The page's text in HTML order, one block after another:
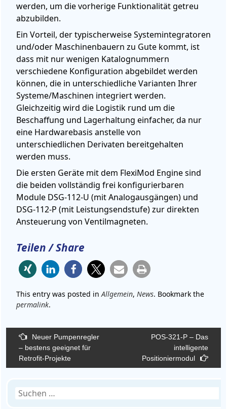
werden, um die vorherige Funktionalität getreu
abzubilden.
Ein Vorteil, der typischerweise Systemintegratoren
und/oder Maschinenbauern zu Gute kommt, ist
dass mit nur wenigen Katalognummern
verschiedene Konfiguration abgebildet werden
können, die in unterschiedliche Varianten Ihrer
Systeme/Maschinen integriert werden.
Gleichzeitig wird die Logistik rund um die
Beschaffung und Lagerhaltung einfacher, da nur
eine Hardwarebasis anstelle von
unterschiedlichen Derivaten bereitgehalten
werden muss.
Die ersten Geräte mit dem FlexiMod Engine sind
die beiden vollständig frei konfigurierbaren
Module DSG-112-U (mit Analogausgängen) und
DSG-112-P (mit Leistungsendstufe) zur direkten
Ansteuerung von Ventilmagneten.
Teilen / Share
This entry was posted inAllgemein, News. Bookmark the
permalink.
Beitragsnavigation
Neuer Pumpenregler
– bestens geeignet für
Retrofit-Projekte
POS-321-P – Das
intelligente
Positioniermodul
Suchen